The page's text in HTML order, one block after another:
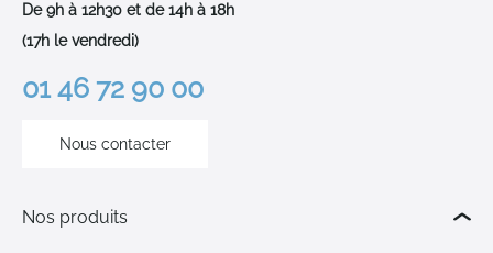
De 9h à 12h30 et de 14h à 18h
(17h le vendredi)
01 46 72 90 00
Nous contacter
Nos produits